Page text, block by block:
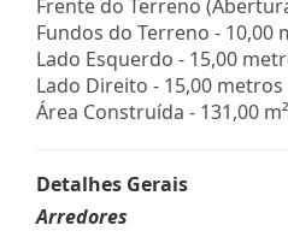
Frente do Terreno
Fundos do Terreno - 10,00
Lado Esquerdo - 15,00
Lado Direito - 15,00 metros
Área Construída - 131,00 m²
Detalhes Gerais
Arredores